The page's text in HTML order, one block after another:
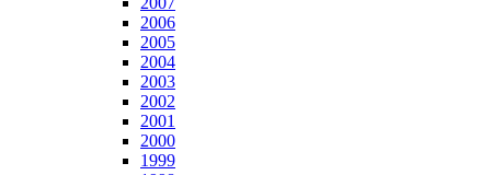
2006
2005
2004
2003
2002
2001
2000
1999